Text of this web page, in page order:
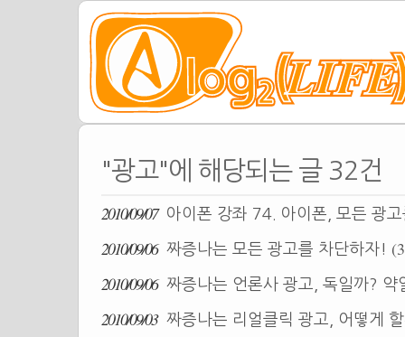
"광고"에 해당되는 글 32건
2010/09/07 아이폰 강좌 74. 아이폰, 모든 광
2010/09/06 짜증나는 모든 광고를 차단하자!
2010/09/06 짜증나는 언론사 광고, 독일까?
2010/09/03 짜증나는 리얼클릭 광고, 어떻게